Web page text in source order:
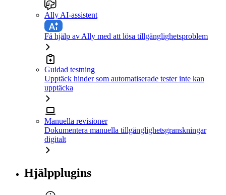
Ally AI-assistent
Få hjälp av Ally med att lösa tillgänglighetsproblem
Guidad testning
Upptäck hinder som automatiserade tester inte kan
upptäcka
Manuella revisioner
Dokumentera manuella tillgänglighetsgranskningar
digitalt
Hjälpplugins